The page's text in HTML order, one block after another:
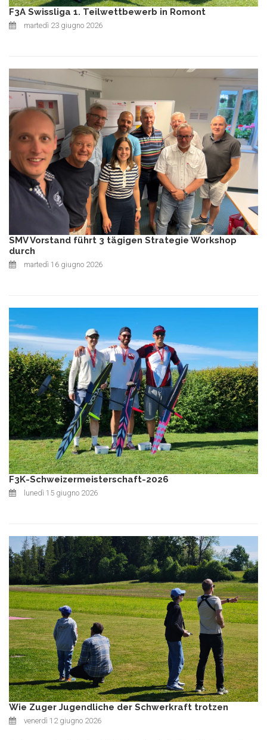
F3A Swissliga 1. Teilwettbewerb in Romont
martedì 23 giugno 2026
SMV Vorstand führt 3 tägigen Strategie Workshop
durch
martedì 16 giugno 2026
F3K-Schweizermeisterschaft-2026
lunedì 15 giugno 2026
Wie Zuger Jugendliche der Schwerkraft trotzen
venerdì 12 giugno 2026